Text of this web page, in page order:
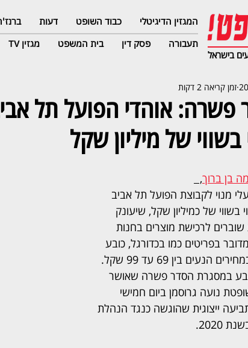
המגזין הדיגיטלי כבוד השופט דעות
תעבורה
פסק דין בית המשפט מגזין TV
בישראל
פשרה: אוהדי הפועל תל
בשווי של מיליון שקל
זמן קריאה 2 דקות
בן ברוך,
מנוי לקבוצת הפועל תל אביב
בשווי של כמיליון שקל, שיעונק
לרכישת מוצרים בחנות
בפריטים כמו בכדורגל, כובע
או צעיף במחירים הנעים בין 69 עד 99 שקל.
במסגרת הסדר פשרה שאושר
נועה גרוסמן ביום חמישי
ייצוגית שהוגשה כנגד הנהלת
2020.